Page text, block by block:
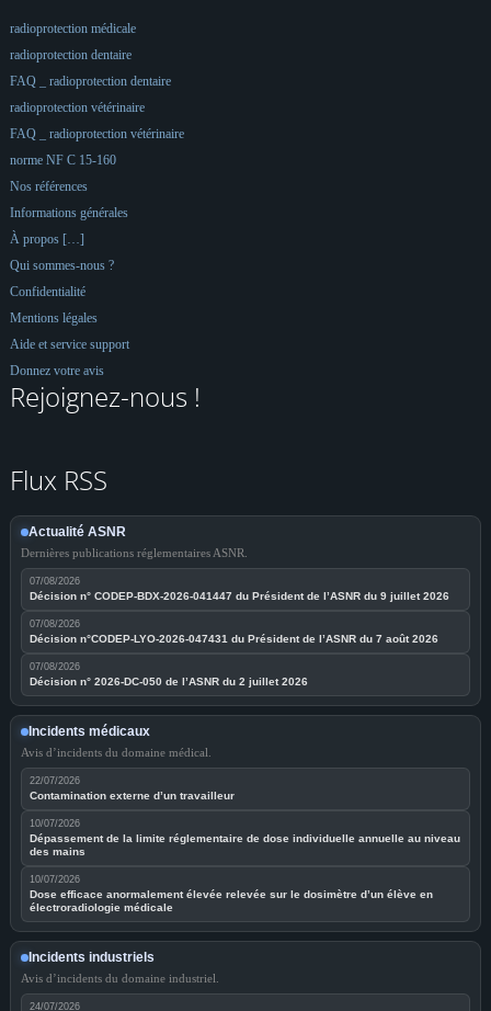
radioprotection médicale
radioprotection dentaire
FAQ _ radioprotection dentaire
radioprotection vétérinaire
FAQ _ radioprotection vétérinaire
norme NF C 15-160
Nos références
Informations générales
À propos […]
Qui sommes-nous ?
Confidentialité
Mentions légales
Aide et service support
Donnez votre avis
Rejoignez-nous !
Flux RSS
Actualité ASNR
Dernières publications réglementaires ASNR.
07/08/2026
Décision n° CODEP-BDX-2026-041447 du Président de l’ASNR du 9 juillet 2026
07/08/2026
Décision n°CODEP-LYO-2026-047431 du Président de l’ASNR du 7 août 2026
07/08/2026
Décision n° 2026-DC-050 de l’ASNR du 2 juillet 2026
Incidents médicaux
Avis d’incidents du domaine médical.
22/07/2026
Contamination externe d’un travailleur
10/07/2026
Dépassement de la limite réglementaire de dose individuelle annuelle au niveau
des mains
10/07/2026
Dose efficace anormalement élevée relevée sur le dosimètre d’un élève en
électroradiologie médicale
Incidents industriels
Avis d’incidents du domaine industriel.
24/07/2026